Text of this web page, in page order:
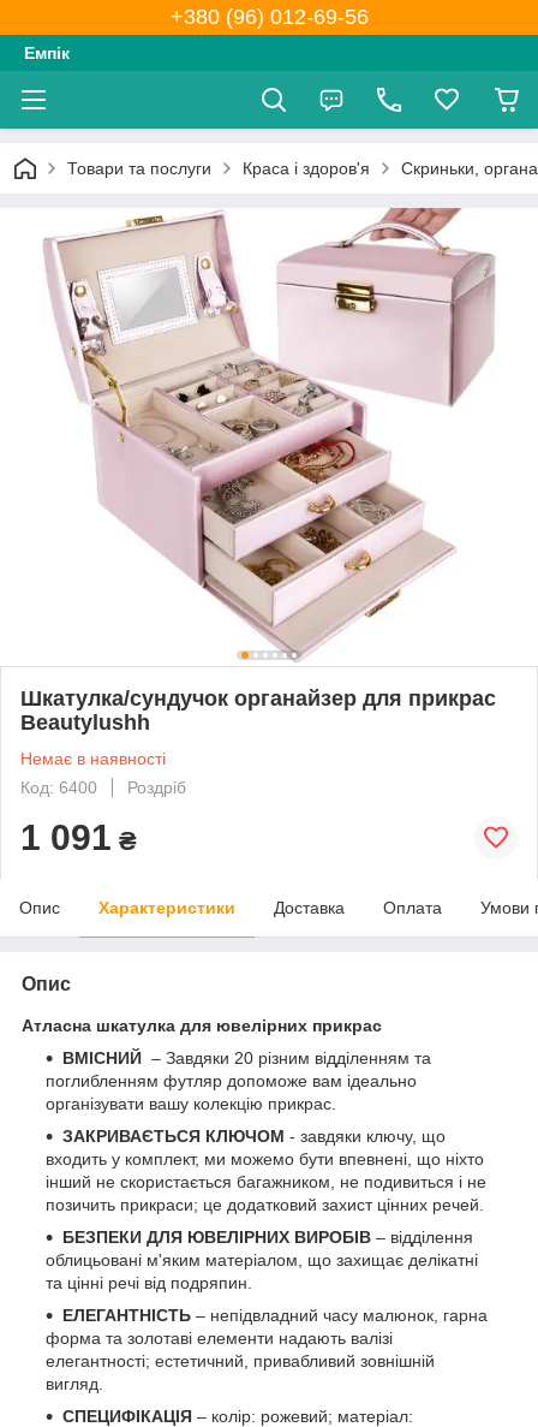
+380 (96) 012-69-56
Емпік
Товари та послуги Краса і здоров'я Скриньки,
Шкатулка/сундучок органайзер для прикрас
Beautylushh
Немає в наявності
Код: 6400
Роздріб
1 091 ₴
Опис Характеристики Доставка Оплата Умови
Опис
Атласна шкатулка для ювелірних прикрас
ВМІСНИЙ – Завдяки 20 різним відділенням та
поглибленням футляр допоможе вам ідеально
організувати вашу колекцію прикрас.
ЗАКРИВАЄТЬСЯ КЛЮЧОМ - завдяки ключу, що
входить у комплект, ми можемо бути впевнені, що ніхто
інший не скористається багажником, не подивиться і не
позичить прикраси; це додатковий захист цінних речей.
БЕЗПЕКИ ДЛЯ ЮВЕЛІРНИХ ВИРОБІВ – відділення
облицьовані м'яким матеріалом, що захищає делікатні
та цінні речі від подряпин.
ЕЛЕГАНТНІСТЬ – непідвладний часу малюнок, гарна
форма та золотаві елементи надають валізі
елегантності; естетичний, привабливий зовнішній
вигляд.
СПЕЦИФІКАЦІЯ – колір: рожевий; матеріал: